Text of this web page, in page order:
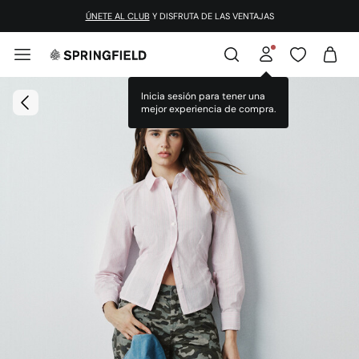
ÚNETE AL CLUB Y DISFRUTA DE LAS VENTAJAS
Inicia sesión para tener una
mejor experiencia de compra.